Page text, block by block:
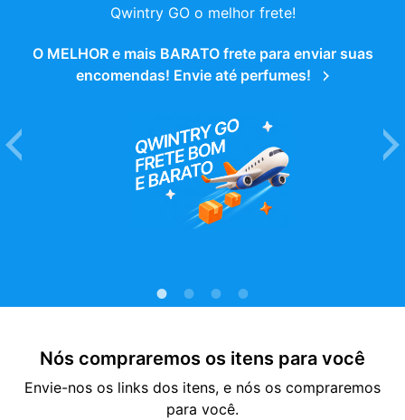
Qwintry GO o melhor frete!
O MELHOR e mais BARATO frete para enviar suas
encomendas! Envie até perfumes!
Nós compraremos os itens para você
Envie-nos os links dos itens, e nós os compraremos
para você.